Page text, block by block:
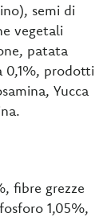
semi di
vegetali
patata
0,1%, prodotti
Yucca
fibre grezze
1,05%,